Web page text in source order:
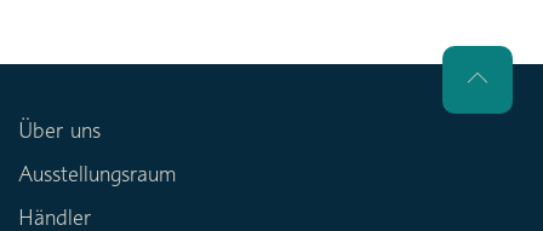
Über uns
Ausstellungsraum
Händler